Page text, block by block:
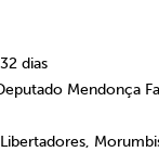
dias
Mendonça